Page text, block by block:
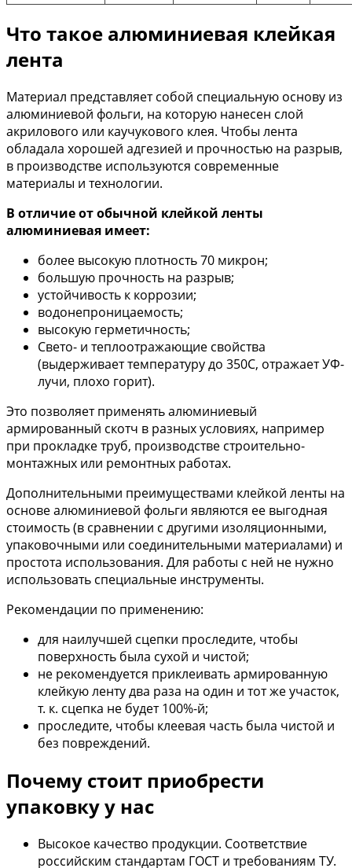
Что такое алюминиевая клейкая
лента
Материал представляет собой специальную основу из
алюминиевой фольги, на которую нанесен слой
акрилового или каучукового клея. Чтобы лента
обладала хорошей адгезией и прочностью на разрыв,
в производстве используются современные
материалы и технологии.
В отличие от обычной клейкой ленты
алюминиевая имеет:
более высокую плотность 70 микрон;
большую прочность на разрыв;
устойчивость к коррозии;
водонепроницаемость;
высокую герметичность;
Свето- и теплоотражающие свойства
(выдерживает температуру до 350С, отражает УФ-
лучи, плохо горит).
Это позволяет применять алюминиевый
армированный скотч в разных условиях, например
при прокладке труб, производстве строительно-
монтажных или ремонтных работах.
Дополнительными преимуществами клейкой ленты на
основе алюминиевой фольги являются ее выгодная
стоимость (в сравнении с другими изоляционными,
упаковочными или соединительными материалами) и
простота использования. Для работы с ней не нужно
использовать специальные инструменты.
Рекомендации по применению:
для наилучшей сцепки проследите, чтобы
поверхность была сухой и чистой;
не рекомендуется приклеивать армированную
клейкую ленту два раза на один и тот же участок,
т. к. сцепка не будет 100%-й;
проследите, чтобы клеевая часть была чистой и
без повреждений.
Почему стоит приобрести
упаковку у нас
Высокое качество продукции. Соответствие
российским стандартам ГОСТ и требованиям ТУ.